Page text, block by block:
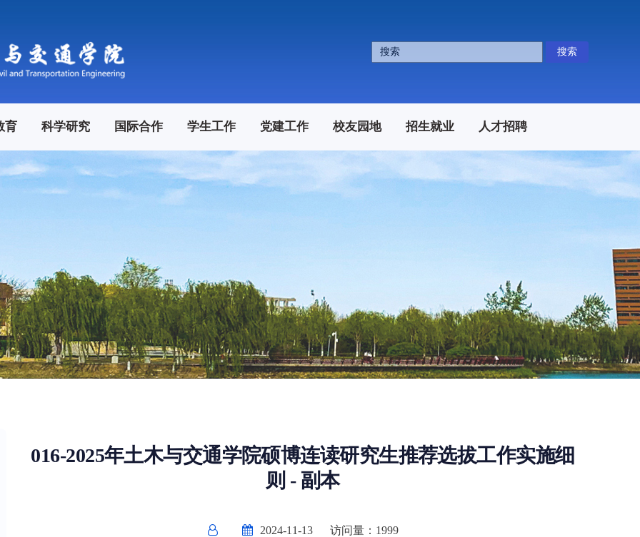
搜索
育 科学研究 国际合作 学生工作 党建工作 校友园地 招生就业 人才招聘
016-2025年土木与交通学院硕博连读研究生推荐选拔工作实施细
则 - 副本
2024-11-13 访问量： 1999